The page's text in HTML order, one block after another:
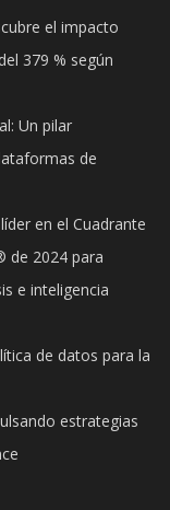
el impacto
379 % según
Un pilar
de
en el Cuadrante
de 2024 para
e inteligencia
de datos para la
estrategias